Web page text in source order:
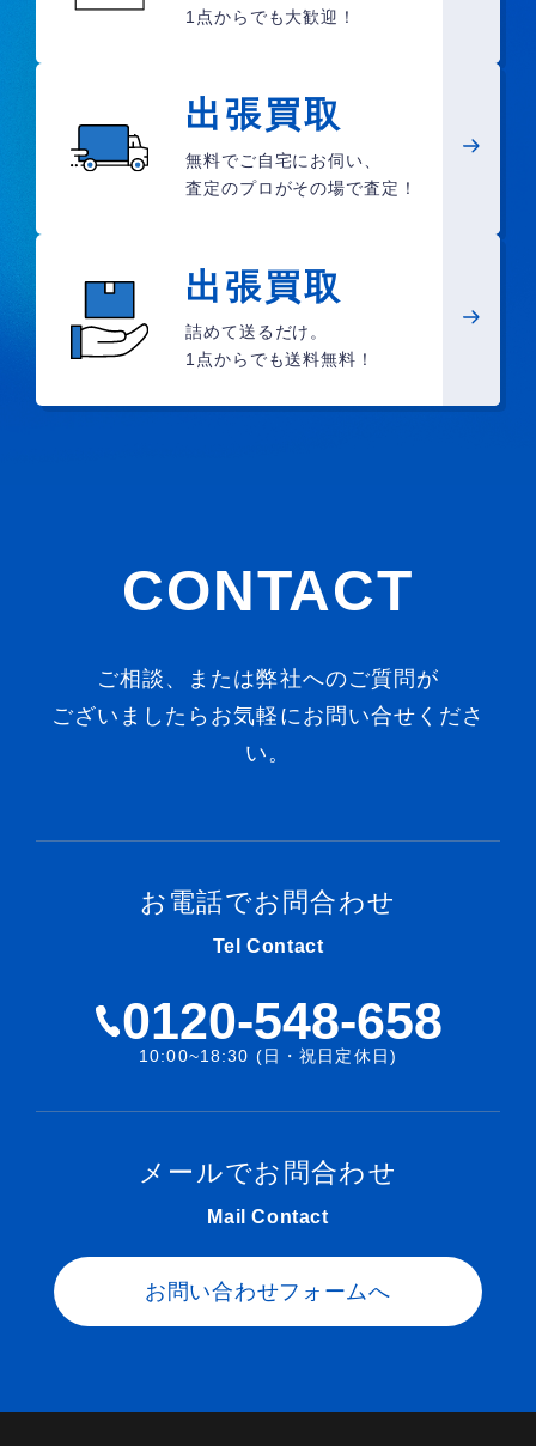
1点からでも大歓迎！
出張買取
無料でご自宅にお伺い、
査定のプロがその場で査定！
出張買取
詰めて送るだけ。
1点からでも送料無料！
CONTACT
ご相談、または弊社へのご質問が
ございましたらお気軽にお問い合せくださ
い。
お電話でお問合わせ
Tel Contact
0120-548-658
10:00~18:30 (日・祝日定休日)
メールでお問合わせ
Mail Contact
お問い合わせフォームへ